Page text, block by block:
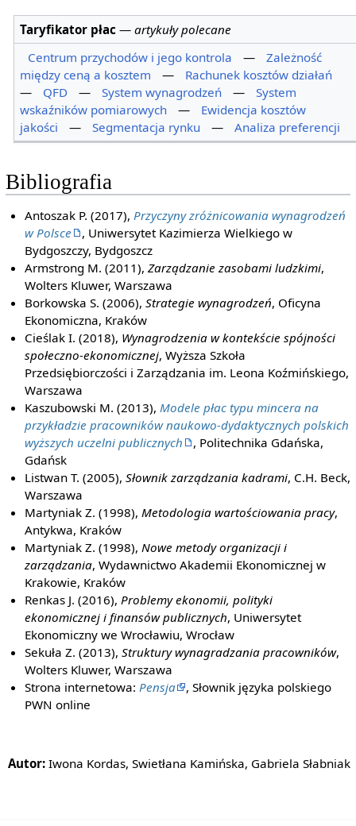
Taryfikator płac —artykuły polecane
Centrum przychodów i jego kontrola
—
Zależność
między ceną a kosztem
—
Rachunek kosztów działań
—
QFD — System wynagrodzeń —
System
wskaźników pomiarowych
—
Ewidencja kosztów
jakości
— Segmentacja rynku — Analiza preferencji
Bibliografia
Antoszak P. (2017), Przyczyny zróżnicowania wynagrodzeń
w Polsce
, Uniwersytet Kazimierza Wielkiego w
Bydgoszczy, Bydgoszcz
Armstrong M. (2011),Zarządzanie zasobami ludzkimi,
Wolters Kluwer, Warszawa
Borkowska S. (2006),Strategie wynagrodzeń, Oficyna
Ekonomiczna, Kraków
Cieślak I. (2018), Wynagrodzenia w kontekście spójności
społeczno-ekonomicznej, Wyższa Szkoła
Przedsiębiorczości i Zarządzania im. Leona Koźmińskiego,
Warszawa
Kaszubowski M. (2013), Modele płac typu mincera na
przykładzie pracowników naukowo-dydaktycznych polskich
wyższych uczelni publicznych
, Politechnika Gdańska,
Gdańsk
Listwan T. (2005),Słownik zarządzania kadrami, C.H. Beck,
Warszawa
Martyniak Z. (1998), Metodologia wartościowania pracy,
Antykwa, Kraków
Martyniak Z. (1998), Nowe metody organizacji i
zarządzania, Wydawnictwo Akademii Ekonomicznej w
Krakowie, Kraków
Renkas J. (2016), Problemy ekonomii, polityki
ekonomicznej i finansów publicznych, Uniwersytet
Ekonomiczny we Wrocławiu, Wrocław
Sekuła Z. (2013),Struktury wynagradzania pracowników,
Wolters Kluwer, Warszawa
Strona internetowa: Pensja
, Słownik języka polskiego
PWN online
Autor: Iwona Kordas, Swietłana Kamińska, Gabriela Słabniak